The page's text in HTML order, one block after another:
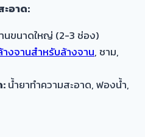
อาด:
นขนาดใหญ่ (2-3 ช่อง)
างจานสำหรับล้างจาน, ชาม,
น้ำยาทำความสะอาด, ฟองน้ำ,